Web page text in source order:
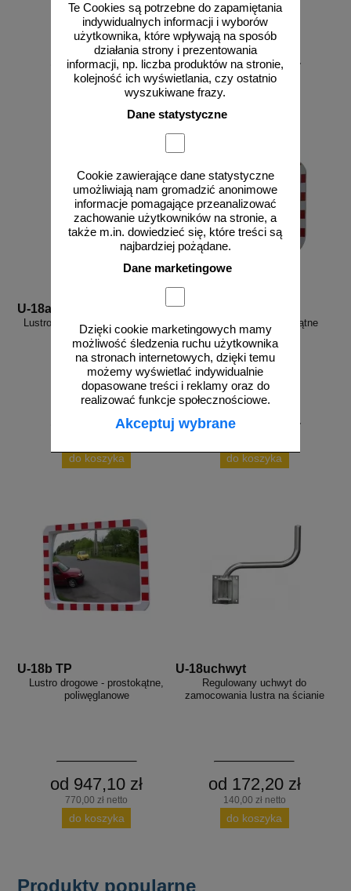
Te Cookies są potrzebne do zapamiętania
indywidualnych informacji i wyborów
użytkownika, które wpływają na sposób
działania strony i prezentowania
informacji, np. liczba produktów na stronie,
kolejność ich wyświetlania, czy ostatnio
wyszukiwane frazy.
Dane statystyczne
Cookie zawierające dane statystyczne
umożliwiają nam gromadzić anonimowe
informacje pomagające przeanalizować
zachowanie użytkowników na stronie, a
także m.in. dowiedzieć się, które treści są
najbardziej pożądane.
Dane marketingowe
Dzięki cookie marketingowych mamy
możliwość śledzenia ruchu użytkownika
na stronach internetowych, dzięki temu
możemy wyświetlać indywidualnie
dopasowane treści i reklamy oraz do
realizować funkcje społecznościowe.
Akceptuj wybrane
od 132,23 zł
107,50 zł netto
od 861,00 zł
700,00 zł netto
U-18a VU
Lustro uniwersalne - zewnętrzne
od 219,92 zł
do koszyka
U-18b
Lustro akrylowe prostokątne
od 356,70 zł
do koszyka
U-18b TP
Lustro drogowe - prostokątne,
poliwęglanowe
od 947,10 zł
770,00 zł netto
do koszyka
U-18uchwyt
Regulowany uchwyt do
zamocowania lustra na ścianie
od 172,20 zł
140,00 zł netto
do koszyka
Produkty popularne